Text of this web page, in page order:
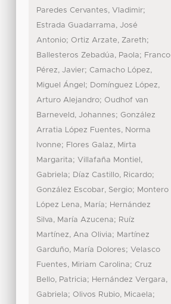
Paredes Cervantes, Vladimir;
Estrada Guadarrama, José
Antonio; Ortiz Arzate, Zareth;
Ballesteros Zebadúa, Paola; Franco
Pérez, Javier; Camacho López,
Miguel Ángel ; Domínguez López,
Arturo Alejandro; Oudhof van
Barneveld, Johannes; González
Arratia López Fuentes, Norma
Ivonne; Flores Galaz, Mirta
Margarita; Villafaña Montiel,
Gabriela; Díaz Castillo, Ricardo;
González Escobar, Sergio; Montero
López Lena, María; Hernández
Silva, María Azucena; Ruíz
Martínez, Ana Olivia; Martínez
Garduño, María Dolores; Velasco
Fuentes, Miriam Carolina; Cruz
Bello, Patricia; Hernández Vergara,
Gabriela; Olivos Rubio, Micaela;